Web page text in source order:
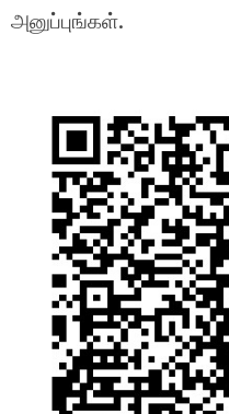
அனுப்புங்கள்.